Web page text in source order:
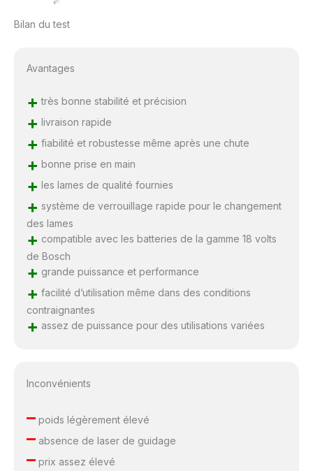
Bilan du test
Avantages
+ très bonne stabilité et précision
+ livraison rapide
+ fiabilité et robustesse même après une chute
+ bonne prise en main
+ les lames de qualité fournies
+ système de verrouillage rapide pour le changement
des lames
+ compatible avec les batteries de la gamme 18 volts
de Bosch
+ grande puissance et performance
+ facilité d’utilisation même dans des conditions
contraignantes
+ assez de puissance pour des utilisations variées
Inconvénients
–poids légèrement élevé
–absence de laser de guidage
–prix assez élevé